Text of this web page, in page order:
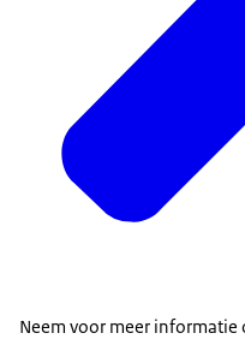
Neem voor meer